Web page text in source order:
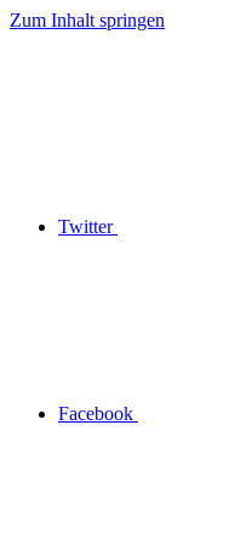
Zum Inhalt springen
Twitter
Facebook